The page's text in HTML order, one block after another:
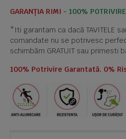
GARANȚIA RIMI - 100%
*Iti garantam ca dacă TAVITELE
comandate nu se potrivesc
schimbăm GRATUIT sau primesti
100% Potrivire Garantată. 0%